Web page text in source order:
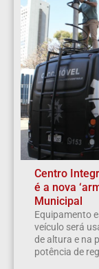
Centro
é a nova
Municipal
Equipamento
veículo será
de altura e na
potência de